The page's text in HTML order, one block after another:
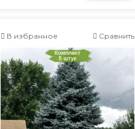
В избранное Сравнить